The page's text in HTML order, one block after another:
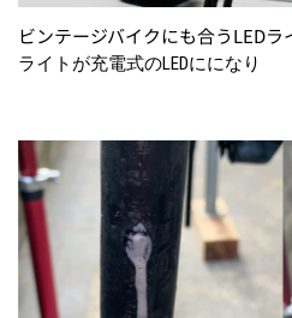
ビンテージバイクにも合うLEDラ
ライトが充電式のLEDにになり